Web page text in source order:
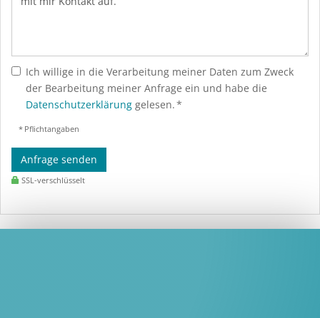
Ich willige in die Verarbeitung meiner Daten zum Zweck
der Bearbeitung meiner Anfrage ein und habe die
Datenschutzerklärung gelesen. *
* Pflichtangaben
Anfrage senden
SSL-verschlüsselt